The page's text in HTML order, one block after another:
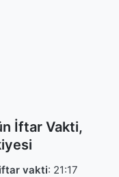
İftar Vakti,
iftar vakti: 21:17